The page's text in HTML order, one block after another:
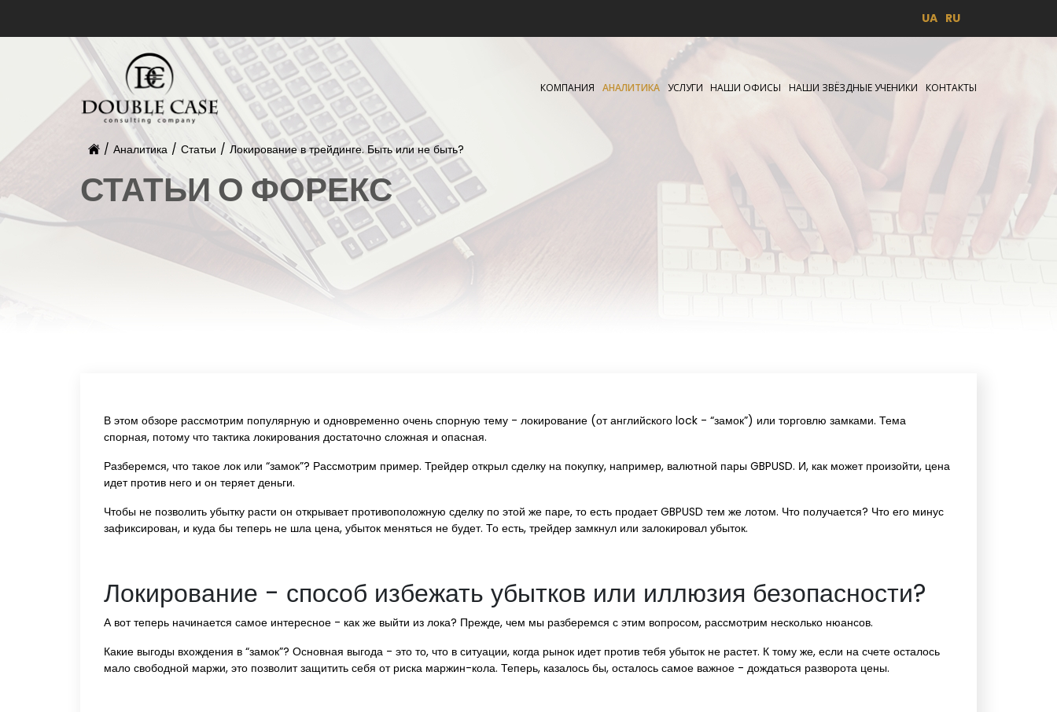
UA RU
КОМПАНИЯ АНАЛИТИКА УСЛУГИ НАШИ ОФИСЫ НАШИ ЗВЁЗДНЫЕ УЧЕНИКИ КОНТАКТЫ
/ Аналитика / Статьи / Локирование в трейдинге. Быть или не быть?
СТАТЬИ О ФОРЕКС
В этом обзоре рассмотрим популярную и одновременно очень спорную тему - локирование (от английского lock - “замок”) или торговлю замками. Тема
спорная, потому что тактика локирования достаточно сложная и опасная.
Разберемся, что такое лок или “замок”? Рассмотрим пример. Трейдер открыл сделку на покупку, например, валютной пары GBPUSD. И, как может произойти, цена
идет против него и он теряет деньги.
Чтобы не позволить убытку расти он открывает противоположную сделку по этой же паре, то есть продает GBPUSD тем же лотом. Что получается? Что его минус
зафиксирован, и куда бы теперь не шла цена, убыток меняться не будет. То есть, трейдер замкнул или залокировал убыток.
Локирование - способ избежать убытков или иллюзия безопасности?
А вот теперь начинается самое интересное - как же выйти из лока? Прежде, чем мы разберемся с этим вопросом, рассмотрим несколько нюансов.
Какие выгоды вхождения в “замок”? Основная выгода - это то, что в ситуации, когда рынок идет против тебя убыток не растет. К тому же, если на счете осталось
мало свободной маржи, это позволит защитить себя от риска маржин-кола. Теперь, казалось бы, осталось самое важное - дождаться разворота цены.